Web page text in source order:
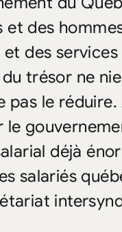
et des
et des
trésor ne
pas le
le
déjà
salariés